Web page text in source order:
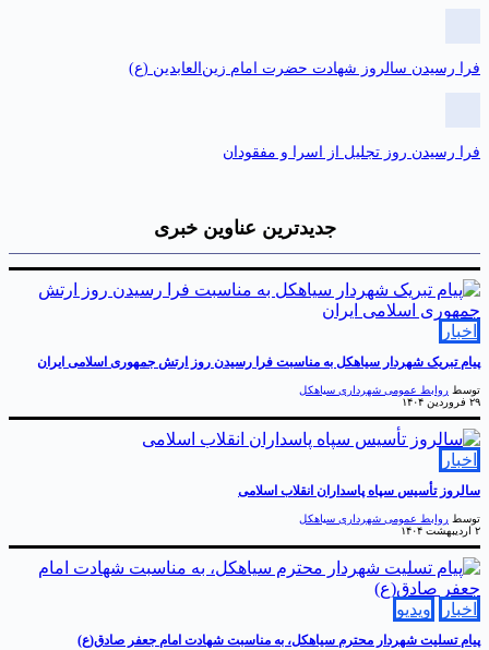
رسیدن سالروز شهادت حضرت امام زین‌العابدین (ع)
رسیدن روز تجلیل از اسرا و مفقودان
جدیدترین عناوین خبری
اخبار
تبریک شهردار سیاهکل به مناسبت فرا رسیدن روز ارتش جمهوری اسلامی ایران
روابط عمومی شهرداری سیاهکل
اخبار
تأسیس سپاه پاسداران انقلاب اسلامی
روابط عمومی شهرداری سیاهکل
اخبار ویدیو
تسلیت شهردار محترم سیاهکل، به مناسبت شهادت امام جعفر صادق(ع)